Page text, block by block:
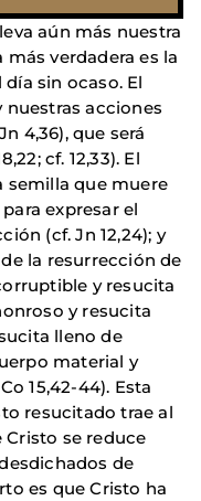
aún más nuestra
verdadera es la
sin ocaso. El
acciones
4,36), que será
cf. 12,33). El
semilla que muere
expresar el
(cf. Jn 12,24); y
la resurrección de
y resucita
y resucita
lleno de
material y
15,42-44). Esta
resucitado trae al
Cristo se reduce
de
es que Cristo ha